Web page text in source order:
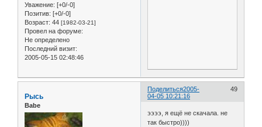
Уважение: [+0/-0]
Позитив: [+0/-0]
Возраст: 44 [1982-03-21]
Провел на форуме:
Не определено
Последний визит:
2005-05-15 02:48:46
Поделиться 49
2005-
04-05 10:21:16
Рысь
Babe
ээээ, я ещё не скачала. не
так быстро))))